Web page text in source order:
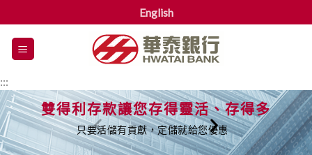
English
堡
:::
雙得利存款讓您存得靈活、存得多
只要活儲有貢獻，定儲就給您優惠